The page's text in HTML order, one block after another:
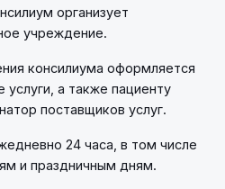
организует
учреждение.
консилиума оформляется
услуги, а также пациенту
поставщиков услуг.
24 часа, в том числе
и праздничным дням.